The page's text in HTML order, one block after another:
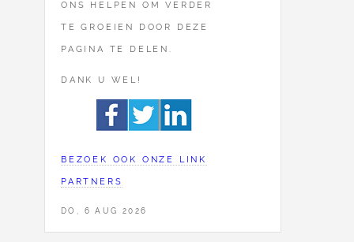
ONS HELPEN OM VERDER
TE GROEIEN DOOR DEZE
PAGINA TE DELEN.
DANK U WEL!
BEZOEK OOK ONZE LINK
PARTNERS
DO, 6 AUG 2026